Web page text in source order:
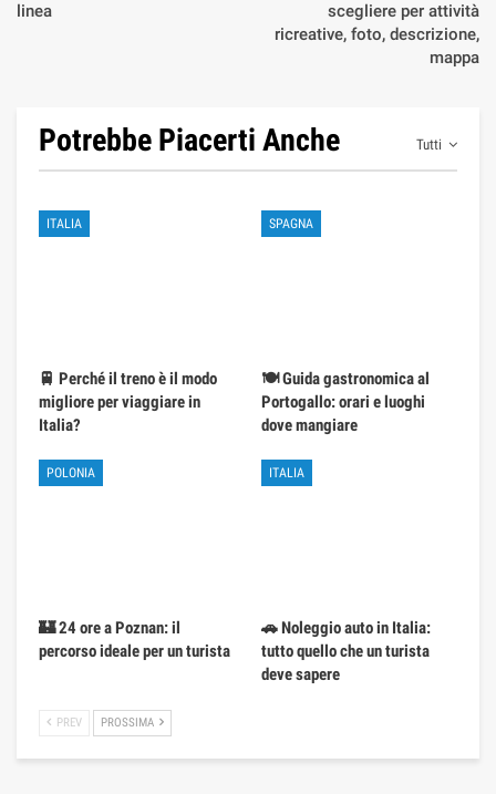
linea
scegliere per attività
ricreative, foto, descrizione,
mappa
Tutti
Potrebbe Piacerti Anche
ITALIA
🚆 Perché il treno è il modo
migliore per viaggiare in
Italia?
SPAGNA
🍽️ Guida gastronomica al
Portogallo: orari e luoghi
dove mangiare
POLONIA
🏰 24 ore a Poznan: il
percorso ideale per un turista
ITALIA
🚗 Noleggio auto in Italia:
tutto quello che un turista
deve sapere
PREV PROSSIMA